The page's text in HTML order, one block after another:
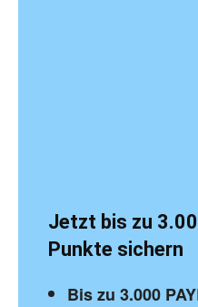
Jetzt bis zu
Punkte sichern
Bis zu 3.000